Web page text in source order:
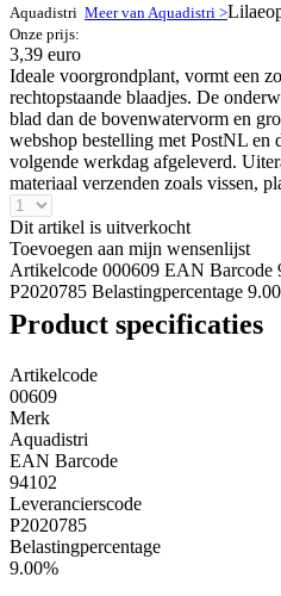
Aquadistri Meer van Aquadistri >
Onze prijs:
3,39 euro
Ideale voorgrondplant, vormt een
rechtopstaande blaadjes. De
blad dan de bovenwatervorm en
webshop bestelling met PostNL en
volgende werkdag afgeleverd.
materiaal verzenden zoals vissen,
Dit artikel is uitverkocht
Toevoegen aan mijn wensenlijst
Artikelcode 000609 EAN Barcode
P2020785 Belastingpercentage
Product specificaties
Artikelcode
00609
Merk
Aquadistri
EAN Barcode
94102
Leverancierscode
P2020785
Belastingpercentage
9.00%